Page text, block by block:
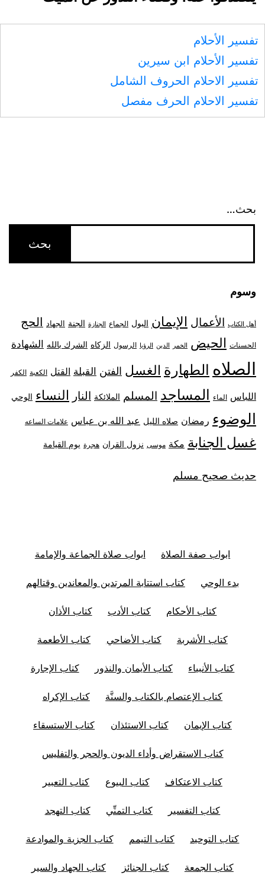
تفسير الأحلام
تفسير الأحلام ابن سيرين
تفسير الاحلام الحروف الشامل
تفسير الاحلام الحرف مفصل
بحث…
وسوم
أهل الكتاب الأعمال الإيمان البول الجماع الجنازة الجنة الجهاد الحج
الحسنات الحيض الخمر الدين الرؤيا الرسول الزكاه الشرك بالله الشهادة
الصلاه الطهارة الغسل الفتن القبلة القتل الكعبة الكفر
اللباس الماء المساجد المسلم الملائكة النار النساء الوحي
الوضوء رمضان صلاه الليل عبد الله بن عباس علامات الساعه
غسل الجنابة مكة موسى نزول القران هجرة يوم القيامة
حديث صحيح مسلم
ابواب صفة الصلاة ابواب صلاة الجماعة والإمامة
بدء الوحي كتاب استتابة المرتدين والمعاندين وقتالهم
كتاب الأحكام كتاب الأدب كتاب الأذان
كتاب الأشربة كتاب الأضاحي كتاب الأطعمة
كتاب الأنبياء كتاب الأيمان والنذور كتاب الإجارة
كتاب الإعتصام بالكتاب والسنَّة كتاب الإكراه
كتاب الإيمان كتاب الاستئذان كتاب الاستسقاء
كتاب الاستقراض وأداء الديون والحجر والتفليس
كتاب الاعتكاف كتاب البيوع كتاب التعبير
كتاب التفسير كتاب التمنِّي كتاب التهجد
كتاب التوحيد كتاب التيمم كتاب الجزية والموادعة
كتاب الجمعة كتاب الجنائز كتاب الجهاد والسير